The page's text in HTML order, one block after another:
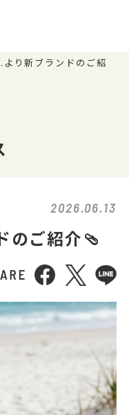
り新ブランドのご紹
2026.06.13
のご紹介🩴